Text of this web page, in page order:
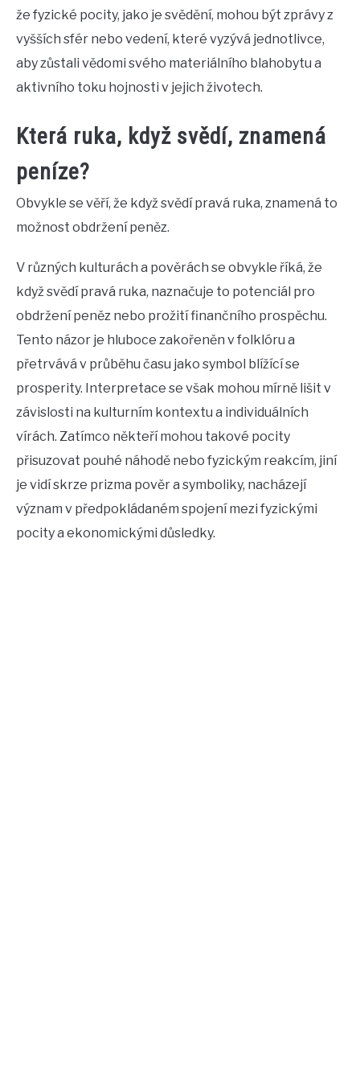
že fyzické pocity, jako je svědění, mohou být zprávy z
vyšších sfér nebo vedení, které vyzývá jednotlivce,
aby zůstali vědomi svého materiálního blahobytu a
aktivního toku hojnosti v jejich životech.
Která ruka, když svědí, znamená
peníze?
Obvykle se věří, že když svědí pravá ruka, znamená to
možnost obdržení peněz.
V různých kulturách a pověrách se obvykle říká, že
když svědí pravá ruka, naznačuje to potenciál pro
obdržení peněz nebo prožití finančního prospěchu.
Tento názor je hluboce zakořeněn v folklóru a
přetrvává v průběhu času jako symbol blížící se
prosperity. Interpretace se však mohou mírně lišit v
závislosti na kulturním kontextu a individuálních
vírách. Zatímco někteří mohou takové pocity
přisuzovat pouhé náhodě nebo fyzickým reakcím, jiní
je vidí skrze prizma pověr a symboliky, nacházejí
význam v předpokládaném spojení mezi fyzickými
pocity a ekonomickými důsledky.